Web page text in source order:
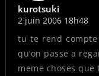
kurotsuki
2 juin 2006 18h48
tu te rend compte
qu’on passe a
meme choses